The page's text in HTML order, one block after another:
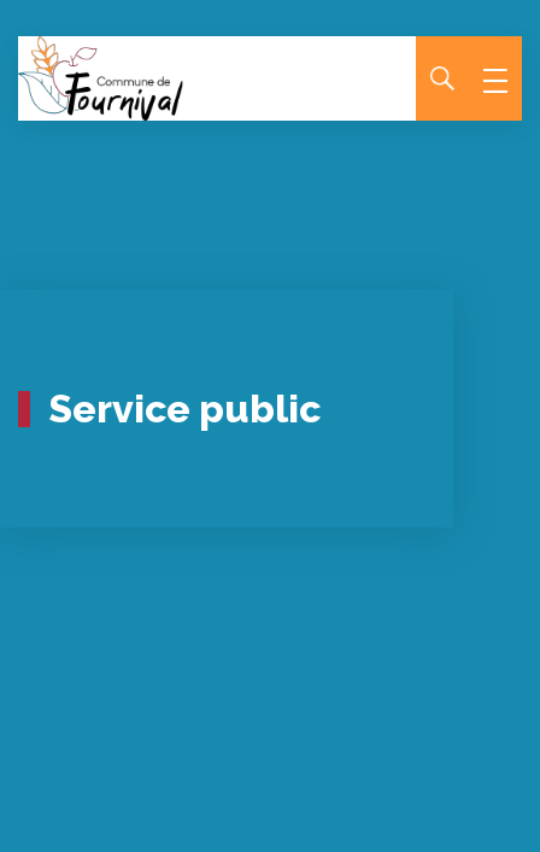
Service public